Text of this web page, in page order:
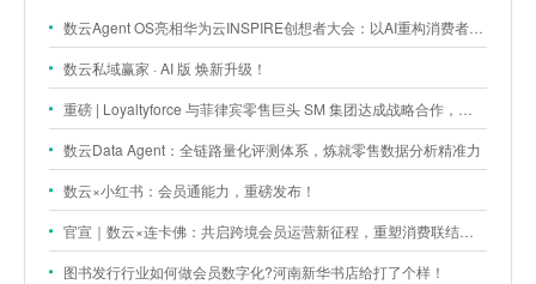
数云Agent OS亮相华为云INSPIRE创想者大会：以AI重构消费者运营与零售营销新范式
数云私域赢家 · AI 版 焕新升级！
重磅 | Loyaltyforce 与菲律宾零售巨头 SM 集团达成战略合作，携手开启 SMAC 会员数智化运营新征程
数云Data Agent：全链路量化评测体系，炼就零售数据分析精准力
数云×小红书：会员通能力，重磅发布！
官宣｜数云×连卡佛：共启跨境会员运营新征程，重塑消费联结新体验
图书发行行业如何做会员数字化?河南新华书店给打了个样！